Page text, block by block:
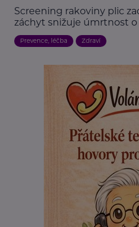
Screening rakoviny plic
záchyt snižuje úmrtnost
Prevence, léčba Zdraví